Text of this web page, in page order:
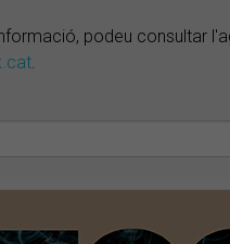
podeu consultar